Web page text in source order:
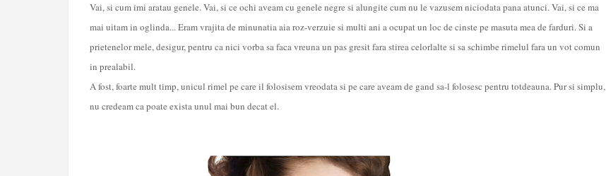
Vai, si cum imi aratau genele. Vai, si ce ochi aveam cu genele negre si alungite cum nu le vazusem niciodata pana atunci. Vai, si ce ma
mai uitam in oglinda... Eram vrajita de minunatia aia roz-verzuie si multi ani a ocupat un loc de cinste pe masuta mea de farduri. Si a
prietenelor mele, desigur, pentru ca nici vorba sa faca vreuna un pas gresit fara stirea celorlalte si sa schimbe rimelul fara un vot comun
in prealabil.
A fost, foarte mult timp, unicul rimel pe care il folosisem vreodata si pe care aveam de gand sa-l folosesc pentru totdeauna. Pur si simplu,
nu credeam ca poate exista unul mai bun decat el.